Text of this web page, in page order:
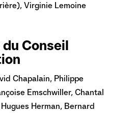
Virginie Lemoine
Conseil
Chapalain, Philippe
Emschwiller, Chantal
Herman, Bernard